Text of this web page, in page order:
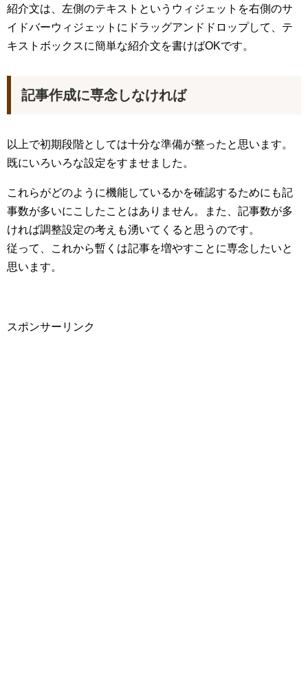
紹介文は、左側のテキストというウィジェットを右側のサ
イドバーウィジェットにドラッグアンドドロップして、テ
キストボックスに簡単な紹介文を書けばOKです。
記事作成に専念しなければ
以上で初期段階としては十分な準備が整ったと思います。
既にいろいろな設定をすませました。
これらがどのように機能しているかを確認するためにも記
事数が多いにこしたことはありません。また、記事数が多
ければ調整設定の考えも湧いてくると思うのです。
従って、これから暫くは記事を増やすことに専念したいと
思います。
スポンサーリンク